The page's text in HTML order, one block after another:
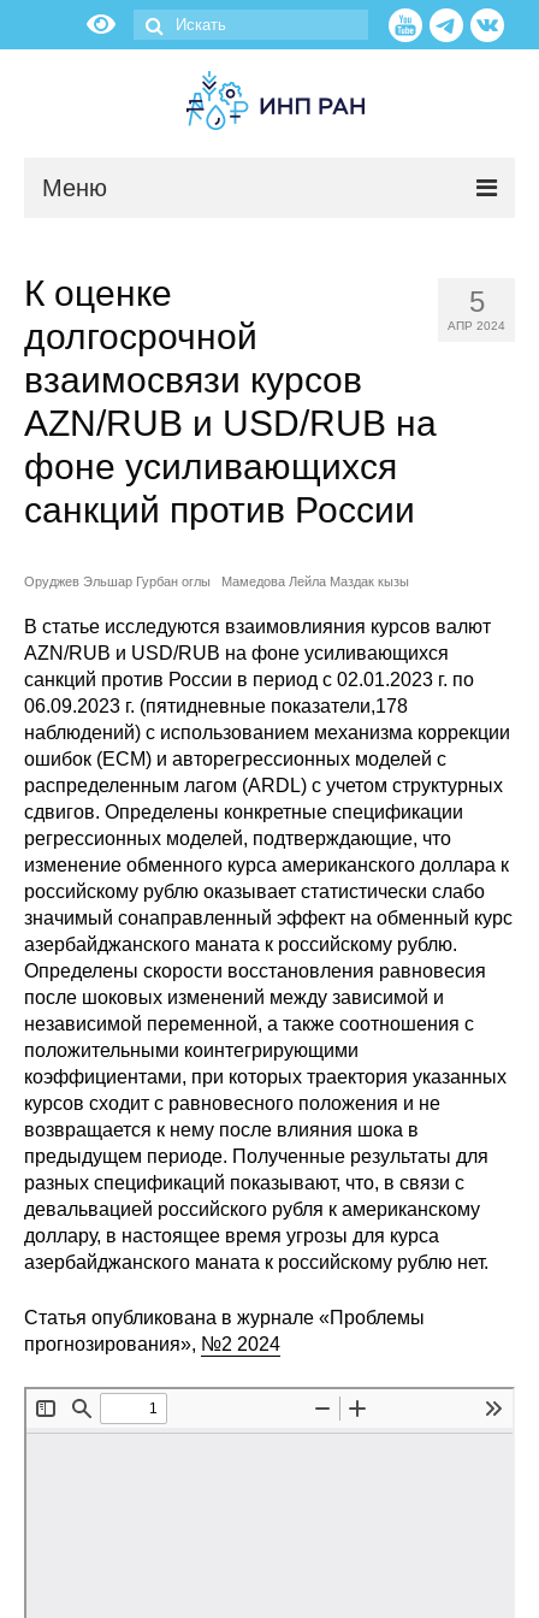
Меню
О нас
Об институте
Научные подразделения
Администрация
Противодействие коррупции
Материалы для СМИ
Публикации
Научная жизнь
Издания
Проблемы прогнозирования
О журнале
Номера журналов
Редакционная этика
Информация для авторов
Общие требования
Научные труды
О журнале
5
АПР 2024
К оценке
долгосрочной
взаимосвязи курсов
AZN/RUB и USD/RUB на
фоне усиливающихся
санкций против России
Оруджев Эльшар Гурбан оглы Мамедова Лейла Маздак кызы
В статье исследуются взаимовлияния курсов валют
AZN/RUB и USD/RUB на фоне усиливающихся
санкций против России в период с 02.01.2023 г. по
06.09.2023 г. (пятидневные показатели,178
наблюдений) с использованием механизма коррекции
ошибок (ECM) и авторегрессионных моделей с
распределенным лагом (ARDL) с учетом структурных
сдвигов. Определены конкретные спецификации
регрессионных моделей, подтверждающие, что
изменение обменного курса американского доллара к
российскому рублю оказывает статистически слабо
значимый сонаправленный эффект на обменный курс
азербайджанского маната к российскому рублю.
Определены скорости восстановления равновесия
после шоковых изменений между зависимой и
независимой переменной, а также соотношения с
положительными коинтегрирующими
коэффициентами, при которых траектория указанных
курсов сходит с равновесного положения и не
возвращается к нему после влияния шока в
предыдущем периоде. Полученные результаты для
разных спецификаций показывают, что, в связи с
девальвацией российского рубля к американскому
доллару, в настоящее время угрозы для курса
азербайджанского маната к российскому рублю нет.
Статья опубликована в журнале «Проблемы
прогнозирования», №2 2024